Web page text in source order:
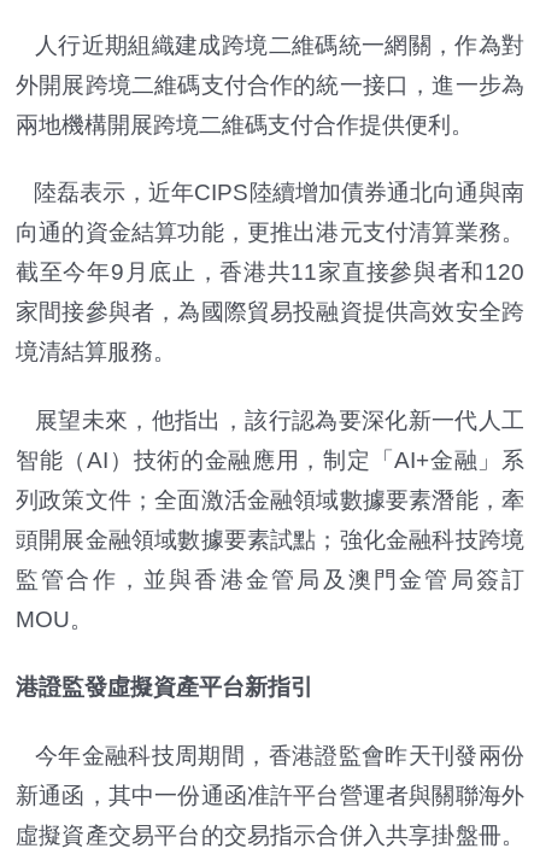
人行近期組織建成跨境二維碼統一網關，作為對
外開展跨境二維碼支付合作的統一接口，進一步為
兩地機構開展跨境二維碼支付合作提供便利。
陸磊表示，近年CIPS陸續增加債券通北向通與南
向通的資金結算功能，更推出港元支付清算業務。
截至今年9月底止，香港共11家直接參與者和120
家間接參與者，為國際貿易投融資提供高效安全跨
境清結算服務。
展望未來，他指出，該行認為要深化新一代人工
智能（AI）技術的金融應用，制定「AI+金融」系
列政策文件；全面激活金融領域數據要素潛能，牽
頭開展金融領域數據要素試點；強化金融科技跨境
監管合作，並與香港金管局及澳門金管局簽訂
MOU。
港證監發虛擬資產平台新指引
今年金融科技周期間，香港證監會昨天刊發兩份
新通函，其中一份通函准許平台營運者與關聯海外
虛擬資產交易平台的交易指示合併入共享掛盤冊。